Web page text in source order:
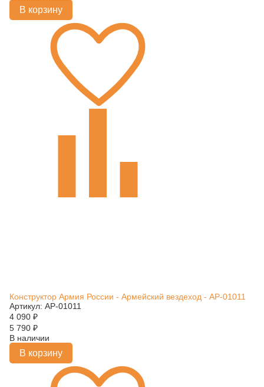
В корзину
Конструктор Армия России - Армейский вездеход - АР-01011
Артикул: АР-01011
4 090 ₽
5 790 ₽
В наличии
В корзину